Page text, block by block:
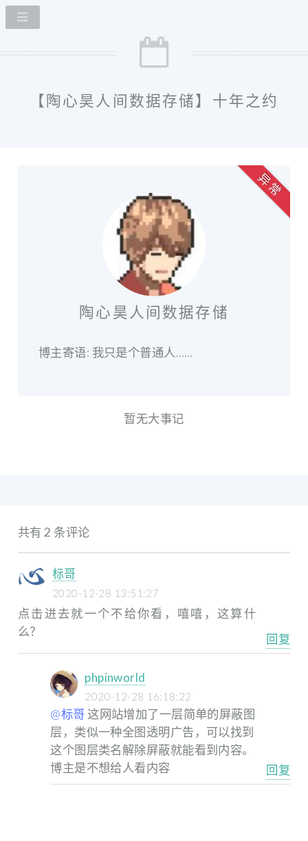
【陶心昊人间数据存储】十年之约
陶心昊人间数据存储
博主寄语: 我只是个普通人……
异 常
暂无大事记
共有 2 条评论
标哥
2020-12-28 13:51:27
点击进去就一个不给你看，嘻嘻，这算什
么？
回复
phpinworld
2020-12-28 16:18:22
@标哥 这网站增加了一层简单的屏蔽图
层，类似一种全图透明广告，可以找到
这个图层类名解除屏蔽就能看到内容。
博主是不想给人看内容
回复